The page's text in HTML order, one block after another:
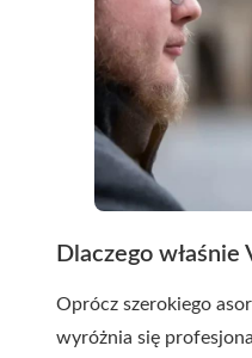
Dlaczego właśnie
Oprócz szerokiego
wyróżnia się